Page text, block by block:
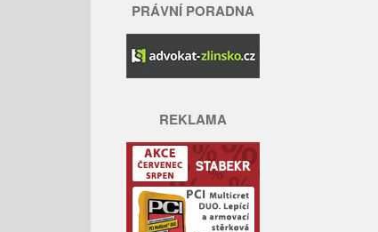
PRÁVNÍ PORADNA
REKLAMA